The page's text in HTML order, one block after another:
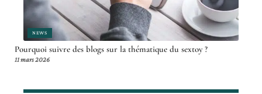
NEWS
Pourquoi suivre des blogs sur la thématique du sextoy ?
11 mars 2026